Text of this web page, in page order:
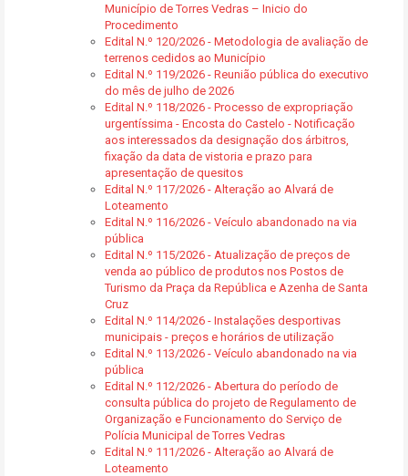
Município de Torres Vedras – Inicio do
Procedimento
Edital N.º 120/2026 - Metodologia de avaliação de
terrenos cedidos ao Município
Edital N.º 119/2026 - Reunião pública do executivo
do mês de julho de 2026
Edital N.º 118/2026 - Processo de expropriação
urgentíssima - Encosta do Castelo - Notificação
aos interessados da designação dos árbitros,
fixação da data de vistoria e prazo para
apresentação de quesitos
Edital N.º 117/2026 - Alteração ao Alvará de
Loteamento
Edital N.º 116/2026 - Veículo abandonado na via
pública
Edital N.º 115/2026 - Atualização de preços de
venda ao público de produtos nos Postos de
Turismo da Praça da República e Azenha de Santa
Cruz
Edital N.º 114/2026 - Instalações desportivas
municipais - preços e horários de utilização
Edital N.º 113/2026 - Veículo abandonado na via
pública
Edital N.º 112/2026 - Abertura do período de
consulta pública do projeto de Regulamento de
Organização e Funcionamento do Serviço de
Polícia Municipal de Torres Vedras
Edital N.º 111/2026 - Alteração ao Alvará de
Loteamento